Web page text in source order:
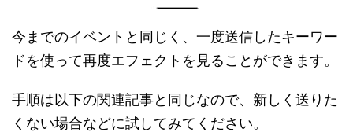
今までのイベントと同じく、一度送信したキーワー
ドを使って再度エフェクトを見ることができます。
手順は以下の関連記事と同じなので、新しく送りた
くない場合などに試してみてください。